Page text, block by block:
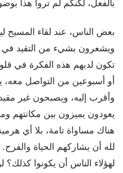
بالفعل، لكنكم لم تروا هذا
بعض الناس، عند لقاء المسيح
ويشعرون بشيء من التقيد في
تكون لديهم هذه الفكرة في
أو أسبوعين من التواصل معه،
وأقرب إليه، ويصبحون غير
يعودون يميزون بين مكانتهم
هناك مساواة تامة، بلا أي
لله أن يشاركهم الحياة
لهؤلاء الناس أن يكونوا كذلك؟